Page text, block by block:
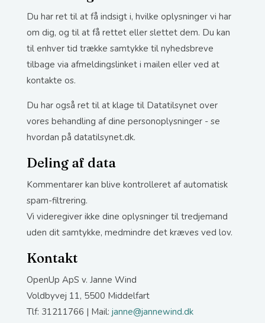
Du har ret til at få indsigt i, hvilke oplysninger vi har
om dig, og til at få rettet eller slettet dem. Du kan
til enhver tid trække samtykke til nyhedsbreve
tilbage via afmeldingslinket i mailen eller ved at
kontakte os.
Du har også ret til at klage til Datatilsynet over
vores behandling af dine personoplysninger - se
hvordan på datatilsynet.dk.
Deling af data
Kommentarer kan blive kontrolleret af automatisk
spam-filtrering.
Vi videregiver ikke dine oplysninger til tredjemand
uden dit samtykke, medmindre det kræves ved lov.
Kontakt
OpenUp ApS v. Janne Wind
Voldbyvej 11, 5500 Middelfart
Tlf: 31211766 | Mail: janne@jannewind.dk